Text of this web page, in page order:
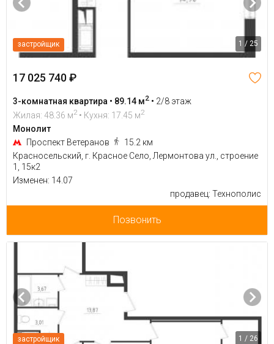
застройщик 1 / 25
17 025 740 ₽
3-комнатная квартира • 89.14 м2 • 2/8 этаж
Жилая: 48.36 м2 • Кухня: 17.45 м2
Монолит
Проспект Ветеранов
15.2 км
Красносельский, г. Красное Село, Лермонтова ул., строение
1, 15к2
Изменен: 14.07
продавец: Технополис
Позвонить
застройщик 1 / 26